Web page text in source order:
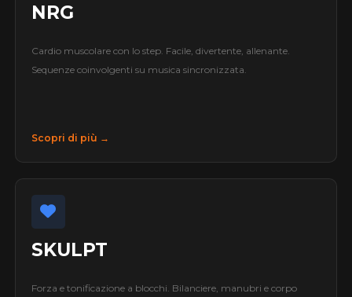
NRG
Cardio muscolare con lo step. Facile, divertente, allenante.
Sequenze coinvolgenti su musica sincronizzata.
Scopri di più →
SKULPT
Forza e tonificazione a blocchi. Bilanciere, manubri e corpo